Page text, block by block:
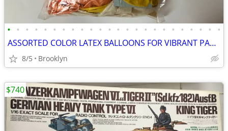
• • • • • • • • • • • • • • • • • • • • • • • •
ASSORTED COLOR LATEX BALLOONS FOR VIBRANT PARTY DECORATIONS EVERYWHERE
8/5 Brooklyn
$740